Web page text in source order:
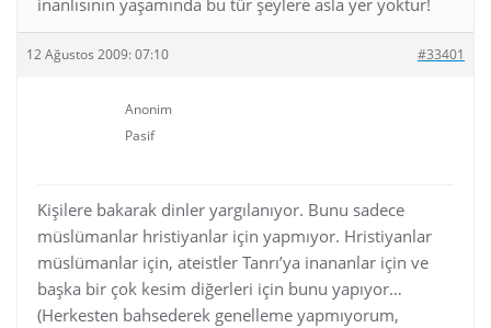
12 Ağustos 2009: 07:10 #33401
Anonim
Pasif
Kişilere bakarak dinler yargılanıyor. Bunu sadece
müslümanlar hristiyanlar için yapmıyor. Hristiyanlar
müslümanlar için, ateistler Tanrı’ya inananlar için ve
başka bir çok kesim diğerleri için bunu yapıyor…
(Herkesten bahsederek genelleme yapmıyorum,